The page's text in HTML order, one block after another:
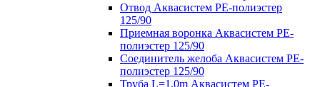
Отвод Аквасистем РЕ-полиэстер
125/90
Приемная воронка Аквасистем PE-
полиэстер 125/90
Соединитель желоба Аквасистем PE-
полиэстер 125/90
Труба L=1.0m Аквасистем PE-